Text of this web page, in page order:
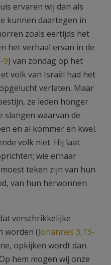
ervaren wij dan als
kunnen daartegen in
zoals eertijds het
het verhaal ervan in de
9) van zondag op het
volk van Israël had het
verlaten. Maar
ze leden honger
slangen waarvan de
en al kommer en kwel.
volk niet. Hij laat
wie ernaar
teken zijn van hun
van hun herwonnen
verschrikkelijke
worden (Johannes 3,13-
opkijken wordt dan
hem mogen wij onze